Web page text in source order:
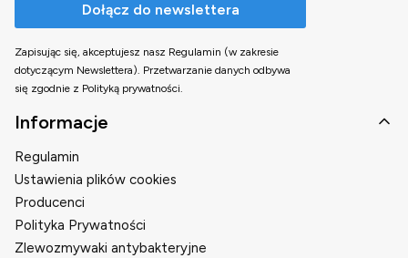
Dołącz do newslettera
Zapisując się, akceptujesz nasz Regulamin (w zakresie
dotyczącym Newslettera). Przetwarzanie danych odbywa
się zgodnie z Polityką prywatności.
Linki w stopce
Informacje
Regulamin
Ustawienia plików cookies
Producenci
Polityka Prywatności
Zlewozmywaki antybakteryjne